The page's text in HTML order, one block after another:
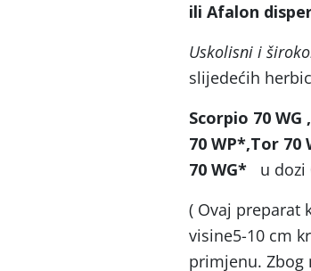
ili Afalon
Uskolisni i
slijedećih
Scorpio 70 WG
70 WP*,Tor
70 WG* u dozi
( Ovaj preparat
visine5-10 cm
primjenu. Zbog